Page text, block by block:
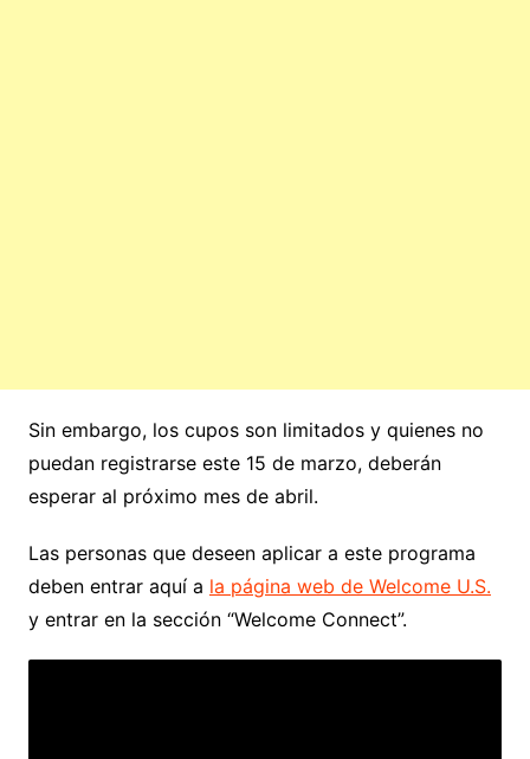
Sin embargo, los cupos son limitados y quienes no
puedan registrarse este 15 de marzo, deberán
esperar al próximo mes de abril.
Las personas que deseen aplicar a este programa
deben entrar aquí a la página web de Welcome U.S.
y entrar en la sección “Welcome Connect”.